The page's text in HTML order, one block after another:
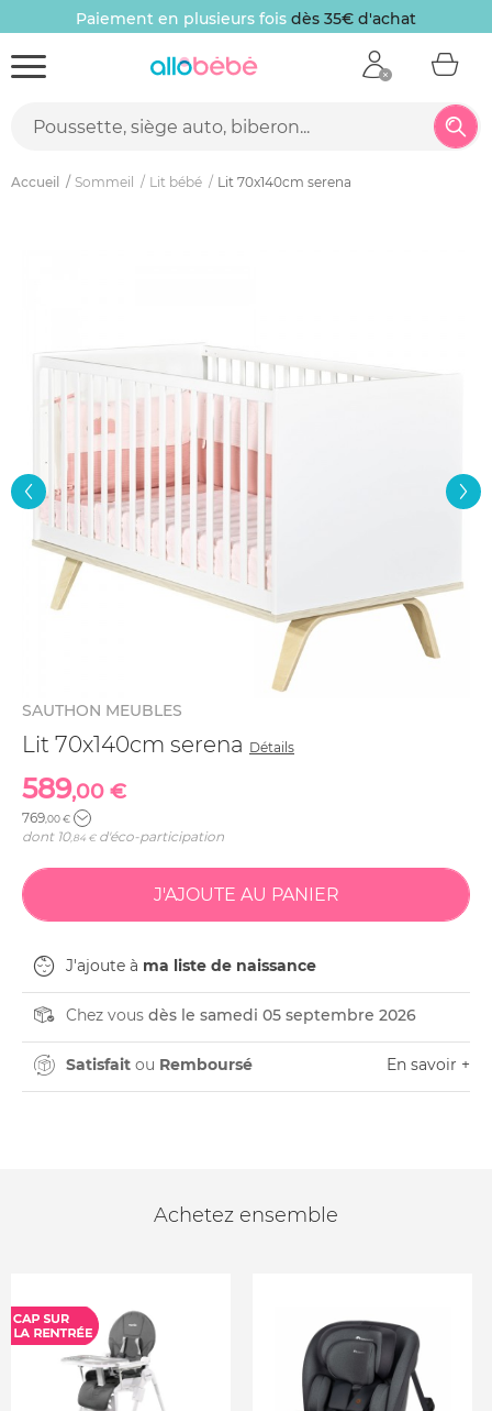
Paiement en plusieurs fois dès 35€ d'achat
Accueil Sommeil Lit bébé Lit 70x140cm serena
SAUTHON MEUBLES
Lit 70x140cm serena Détails
589,00 €
769,00 €
dont 10,84 €d'éco-participation
J'ajoute à ma liste de naissance
Chez vous dès le samedi 05 septembre 2026
Satisfait ou Remboursé En savoir +
Achetez ensemble